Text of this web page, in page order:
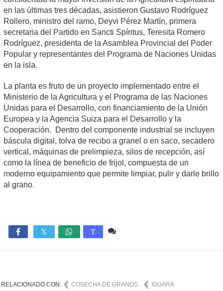
en las últimas tres décadas, asistieron Gustavo Rodríguez
Rollero, ministro del ramo, Deyvi Pérez Martín, primera
secretaria del Partido en Sancti Spíritus, Teresita Romero
Rodríguez, presidenta de la Asamblea Provincial del Poder
Popular y representantes del Programa de Naciones Unidas
en la isla.
La planta es fruto de un proyecto implementado entre el
Ministerio de la Agricultura y el Programa de las Naciones
Unidas para el Desarrollo, con financiamiento de la Unión
Europea y la Agencia Suiza para el Desarrollo y la
Cooperación. Dentro del componente industrial se incluyen
báscula digital, tolva de recibo a granel o en saco, secadero
vertical, máquinas de prelimpieza, silos de recepción, así
como la línea de beneficio de frijol, compuesta de un
moderno equipamiento que permite limpiar, pulir y darle brillo
al grano.
 T
RELACIONADO CON: COSECHA DE GRANOS
IGUARA